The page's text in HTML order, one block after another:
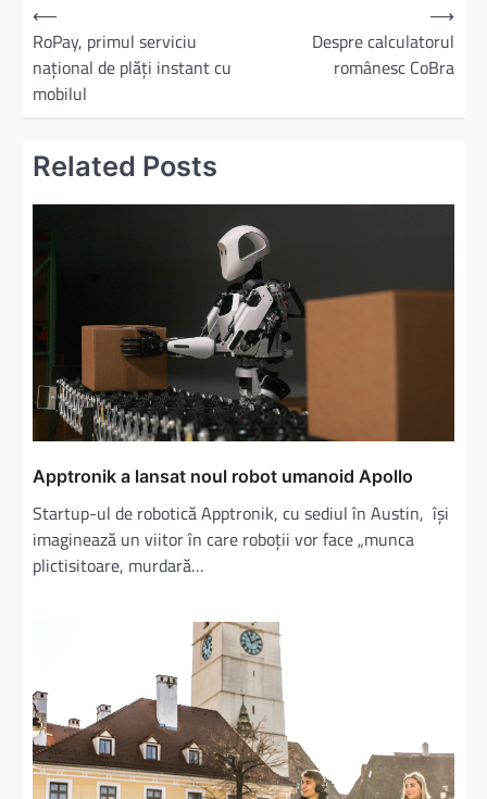
⟵
RoPay, primul serviciu
național de plăți instant cu
mobilul
Despre calculatorul
românesc CoBra
⟶
Related Posts
Apptronik a lansat noul robot umanoid Apollo
Startup-ul de robotică Apptronik, cu sediul în Austin, îşi
imaginează un viitor în care roboţii vor face „munca
plictisitoare, murdară…